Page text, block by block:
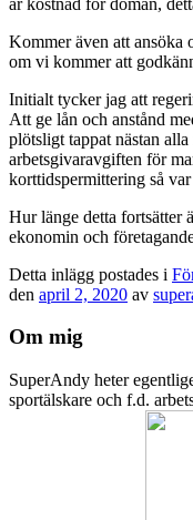
Kommer även att ansöka
om vi kommer att
Initialt tycker jag att
Att ge lån och anstånd
plötsligt tappat nästan
arbetsgivaravgiften för
korttidspermittering så
Hur länge detta fortsätter
ekonomin och
Detta inlägg postades i
den april 2, 2020 av
Om mig
SuperAndy heter
sportälskare och f.d.